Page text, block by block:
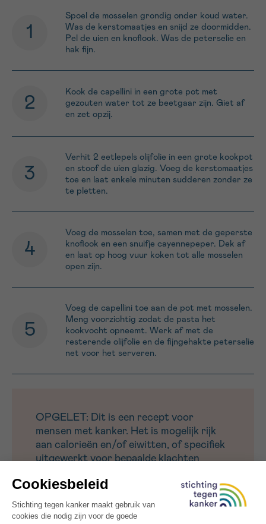
Spoel de mosselen grondig onder koud water.
Was de kerstomaatjes en snijd ze doormidden.
Pel de uien en knoflook. Was de peterselie en
hak fijn.
Kook de capellini in een grote pot met
gezouten water tot ze beetgaar zijn. Giet af
en zet opzij.
Verhit 2 eetlepels olijfolie in een grote kookpot
en stoof de uien glazig. Voeg de kerstomaatjes
toe en laat enkele minuten sudderen zonder ze
te pletten.
Voeg de mosselen toe, samen met de geperste
knoflook en een snuifje cayennepeper. Dek af
en laat op hoog vuur koken tot alle mosselen
open zijn.
Voeg de capellini toe aan de pot met mosselen.
Meng voorzichtig zodat de pasta het
kookvocht opneemt. Werk af met de
resterende olijfolie en de fijngehakte peterselie
net voor het serveren.
OPGELET: Dit is een recept voor
mensen met kanker. Het is mogelijk rijk
aan calorieën en/of eiwitten, of specifiek
uitgewerkt voor bepaalde klachten
smaakwijziging, vermoeidheid).